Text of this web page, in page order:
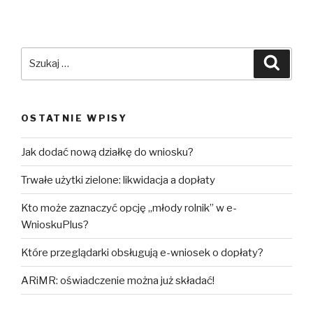
OSTATNIE WPISY
Jak dodać nową działkę do wniosku?
Trwałe użytki zielone: likwidacja a dopłaty
Kto może zaznaczyć opcję „młody rolnik” w e-
WnioskuPlus?
Które przeglądarki obsługują e-wniosek o dopłaty?
ARiMR: oświadczenie można już składać!